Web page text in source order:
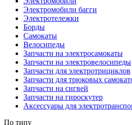
Электромобили багги
Электротележки
Борды
Самокаты
Велосипеды
Запчасти на электросамокаты
Запчасти на электровелосипеды
Запчасти для электротрициклов
Запчасти для трюковых
Запчасти на сигвей
Запчасти на гироскутер
Аксессуары для
По типу